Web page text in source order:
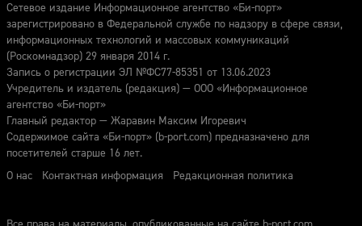
Сетевое издание Информационное агентство «Би-порт»
зарегистрировано в Федеральной службе по надзору в сфере связи,
информационных технологий и массовых коммуникаций
(Роскомнадзор) 29 января 2014 г.
Запись о регистрации ЭЛ №ФС77-85351 от 13.06.2023
Учредитель и издатель (редакция) — ООО «Информационное
агентство «Би-порт»
Главный редактор — Жаравин Максим Игоревич
Содержимое сайта «Би-порт» (b-port.com) предназначено для
посетителей старше 16 лет.
О нас
Контактная информация Редакционная политика